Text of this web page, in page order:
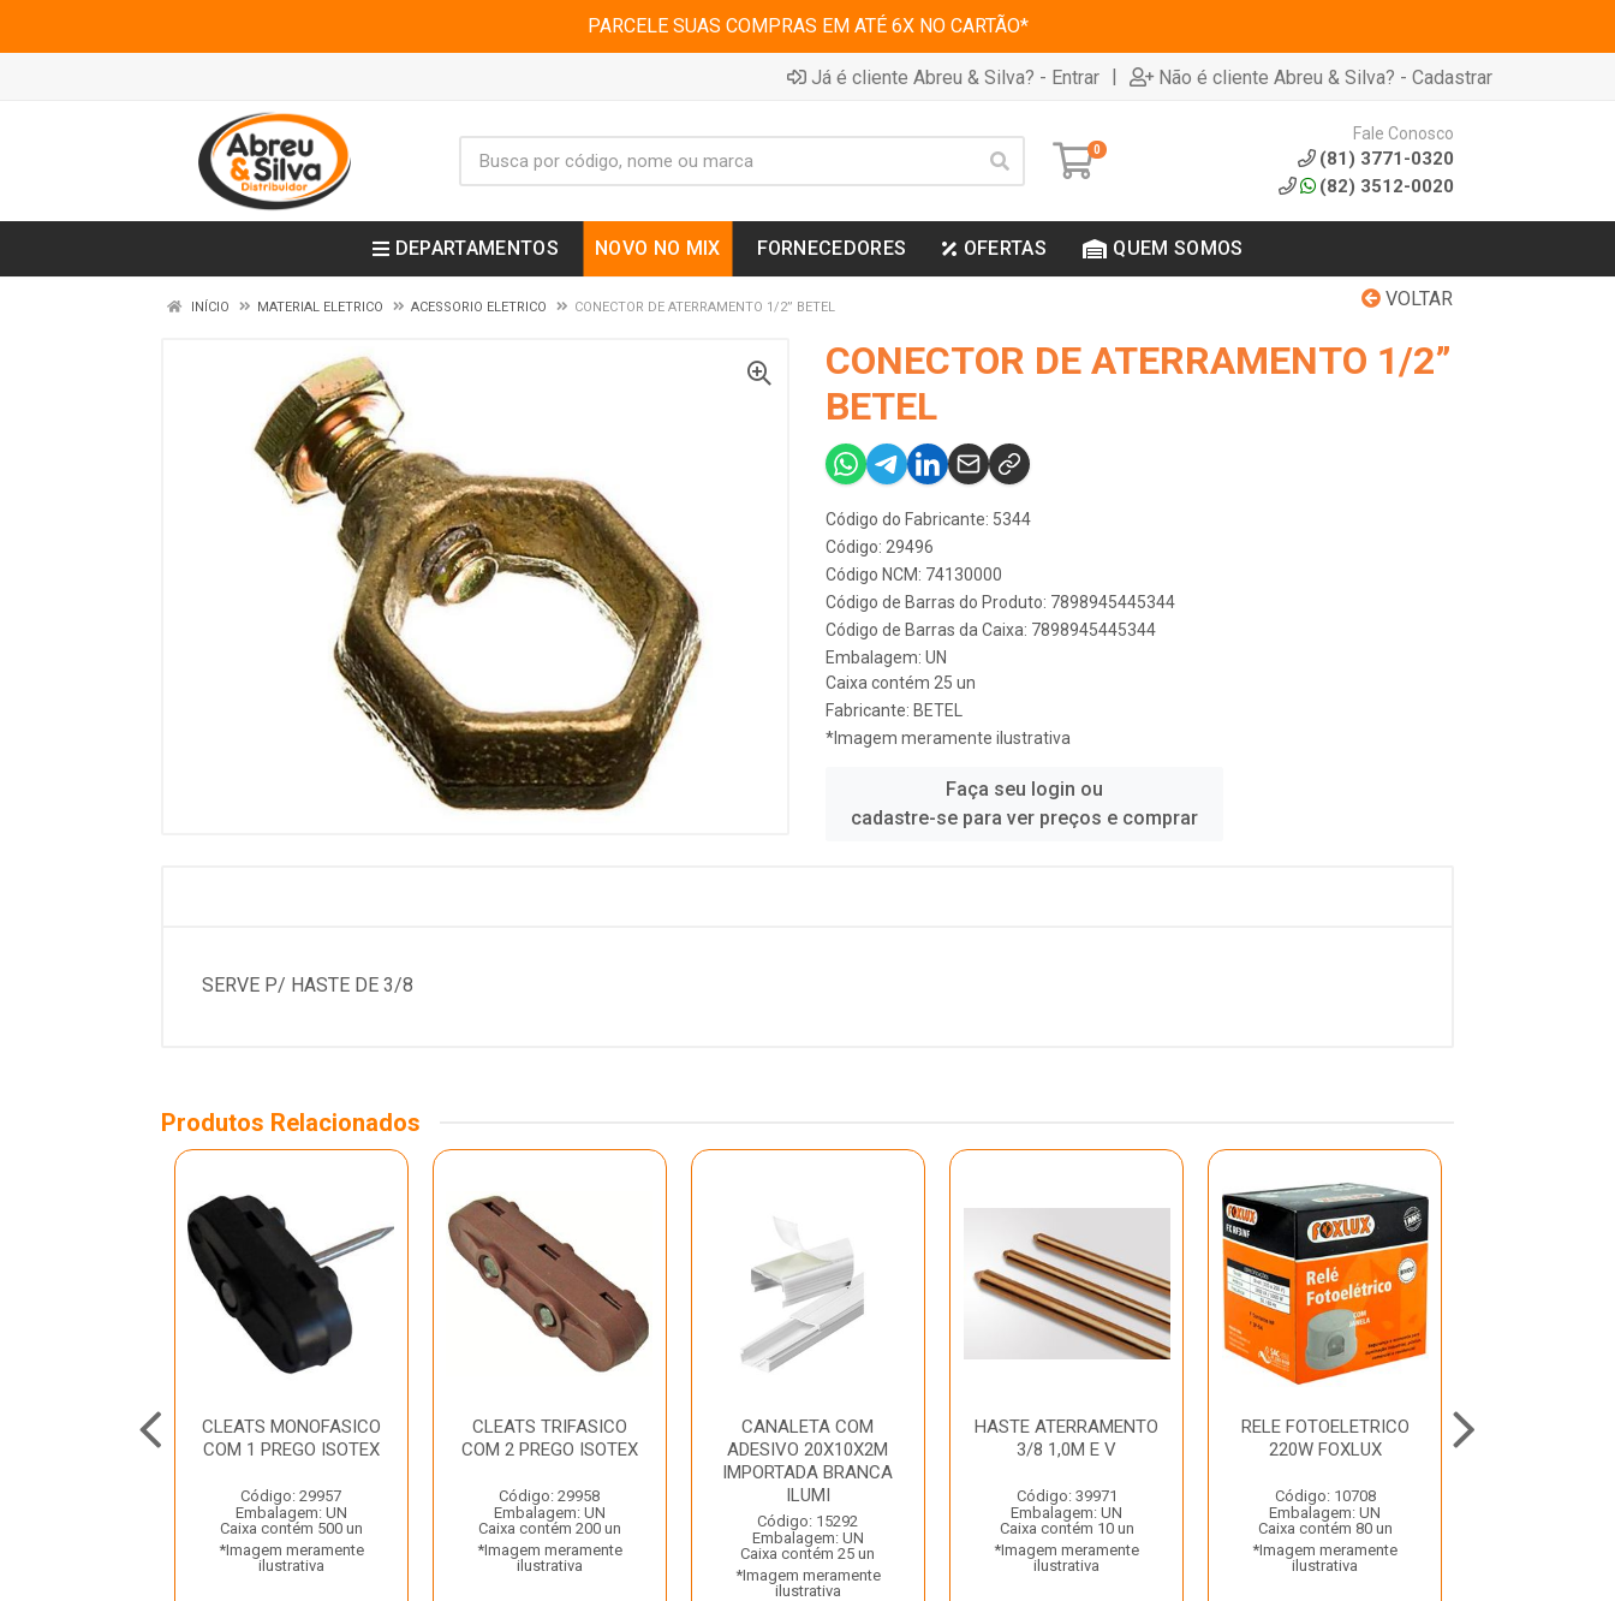
PARCELE SUAS COMPRAS EM ATÉ 6X NO CARTÃO*
Já é cliente Abreu & Silva? - Entrar | Não é cliente Abreu & Silva? - Cadastrar
0
Fale Conosco
(81) 3771-0320
(82) 3512-0020
DEPARTAMENTOS NOVO NO MIX FORNECEDORES OFERTAS QUEM SOMOS
VOLTAR
INÍCIO MATERIAL ELETRICO ACESSORIO ELETRICO CONECTOR DE ATERRAMENTO 1/2” BETEL
CONECTOR DE ATERRAMENTO 1/2”
BETEL
Código do Fabricante: 5344
Código: 29496
Código NCM: 74130000
Código de Barras do Produto: 7898945445344
Código de Barras da Caixa: 7898945445344
Embalagem: UN
Caixa contém 25 un
Fabricante: BETEL
*Imagem meramente ilustrativa
Faça seu login ou
cadastre-se para ver preços e comprar
SERVE P/ HASTE DE 3/8
Produtos Relacionados
CLEATS MONOFASICO
COM 1 PREGO ISOTEX
Código: 29957
Embalagem: UN
Caixa contém 500 un
*Imagem meramente
ilustrativa
CLEATS TRIFASICO
COM 2 PREGO ISOTEX
Código: 29958
Embalagem: UN
Caixa contém 200 un
*Imagem meramente
ilustrativa
CANALETA COM
ADESIVO 20X10X2M
IMPORTADA BRANCA
ILUMI
Código: 15292
Embalagem: UN
Caixa contém 25 un
*Imagem meramente
ilustrativa
HASTE ATERRAMENTO
3/8 1,0M E V
Código: 39971
Embalagem: UN
Caixa contém 10 un
*Imagem meramente
ilustrativa
RELE FOTOELETRICO
220W FOXLUX
Código: 10708
Embalagem: UN
Caixa contém 80 un
*Imagem meramente
ilustrativa